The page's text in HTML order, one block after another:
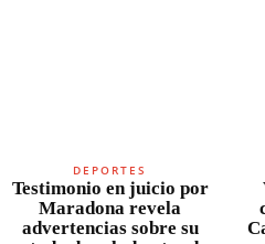
DEPORTES
Testimonio en juicio por
Maradona revela
advertencias sobre su